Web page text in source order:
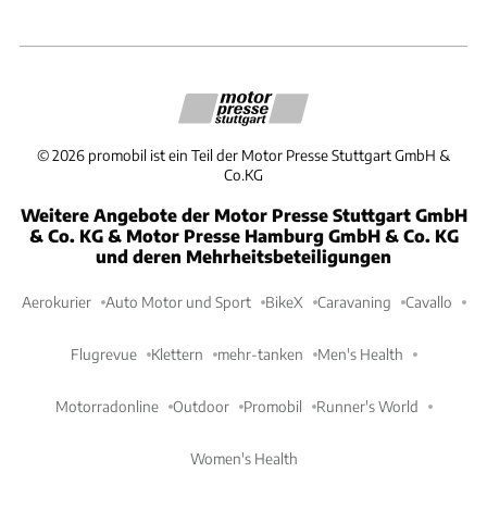
©2026 promobil ist ein Teil der Motor Presse Stuttgart GmbH &
Co.KG
Weitere Angebote der Motor Presse Stuttgart GmbH
& Co. KG & Motor Presse Hamburg GmbH & Co. KG
und deren Mehrheitsbeteiligungen
Aerokurier Auto Motor und Sport BikeX Caravaning Cavallo
Flugrevue Klettern mehr-tanken Men's Health
Motorradonline Outdoor Promobil Runner's World
Women's Health